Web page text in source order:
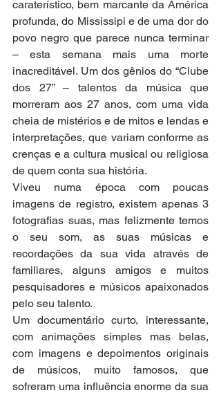
caraterístico, bem marcante da América
profunda, do Mississipi e de uma dor do
povo negro que parece nunca terminar
– esta semana mais uma morte
inacreditável. Um dos gênios do “Clube
dos 27” – talentos da música que
morreram aos 27 anos, com uma vida
cheia de mistérios e de mitos e lendas e
interpretações, que variam conforme as
crenças e a cultura musical ou religiosa
de quem conta sua história.
Viveu numa época com poucas
imagens de registro, existem apenas 3
fotografias suas, mas felizmente temos
o seu som, as suas músicas e
recordações da sua vida através de
familiares, alguns amigos e muitos
pesquisadores e músicos apaixonados
pelo seu talento.
Um documentário curto, interessante,
com animações simples mas belas,
com imagens e depoimentos originais
de músicos, muito famosos, que
sofreram uma influência enorme da sua